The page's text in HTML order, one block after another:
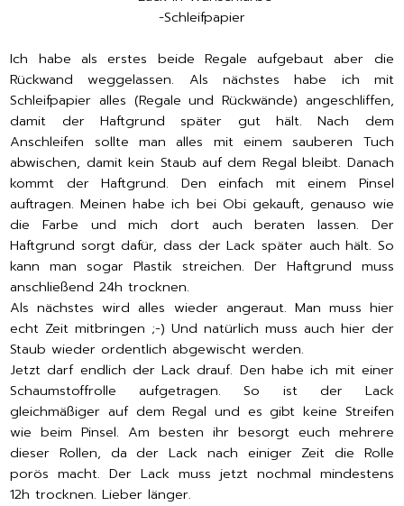
-Schleifpapier
Ich habe als erstes beide Regale aufgebaut aber die
Rückwand weggelassen. Als nächstes habe ich mit
Schleifpapier alles (Regale und Rückwände) angeschliffen,
damit der Haftgrund später gut hält. Nach dem
Anschleifen sollte man alles mit einem sauberen Tuch
abwischen, damit kein Staub auf dem Regal bleibt. Danach
kommt der Haftgrund. Den einfach mit einem Pinsel
auftragen. Meinen habe ich bei Obi gekauft, genauso wie
die Farbe und mich dort auch beraten lassen. Der
Haftgrund sorgt dafür, dass der Lack später auch hält. So
kann man sogar Plastik streichen. Der Haftgrund muss
anschließend 24h trocknen.
Als nächstes wird alles wieder angeraut. Man muss hier
echt Zeit mitbringen ;-) Und natürlich muss auch hier der
Staub wieder ordentlich abgewischt werden.
Jetzt darf endlich der Lack drauf. Den habe ich mit einer
Schaumstoffrolle aufgetragen. So ist der Lack
gleichmäßiger auf dem Regal und es gibt keine Streifen
wie beim Pinsel. Am besten ihr besorgt euch mehrere
dieser Rollen, da der Lack nach einiger Zeit die Rolle
porös macht. Der Lack muss jetzt nochmal mindestens
12h trocknen. Lieber länger.